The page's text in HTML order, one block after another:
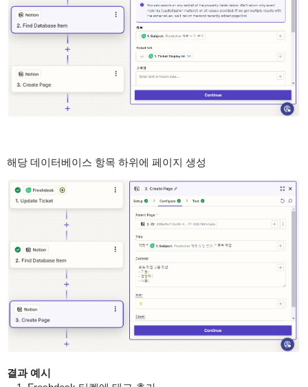
해당 데이터베이스 항목 하위에 페이지 생성
결과 예시